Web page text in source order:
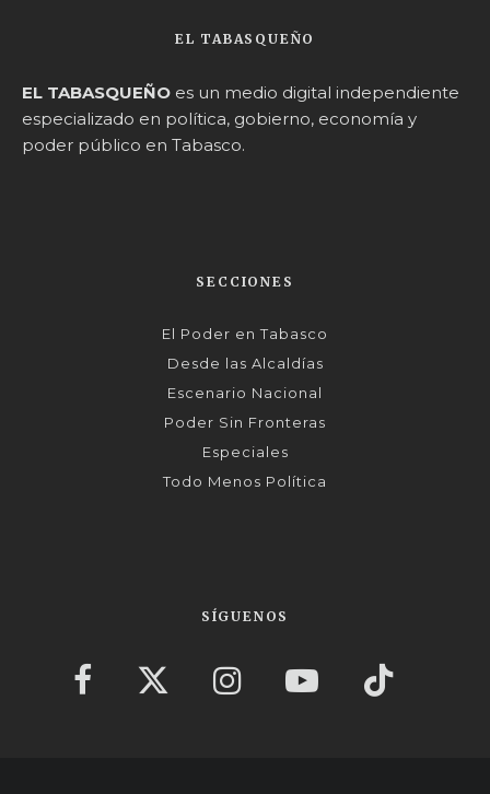
EL TABASQUEÑO
EL TABASQUEÑO es un medio digital independiente
especializado en política, gobierno, economía y
poder público en Tabasco.
SECCIONES
El Poder en Tabasco
Desde las Alcaldías
Escenario Nacional
Poder Sin Fronteras
Especiales
Todo Menos Política
SÍGUENOS